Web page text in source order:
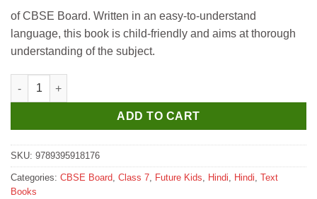
of CBSE Board. Written in an easy-to-understand
language, this book is child-friendly and aims at thorough
understanding of the subject.
Future Kids Gyanlok Hindi Pathyapustak for Class 7 quantity
ADD TO CART
SKU: 9789395918176
Categories: CBSE Board, Class 7, Future Kids, Hindi, Hindi, Text
Books